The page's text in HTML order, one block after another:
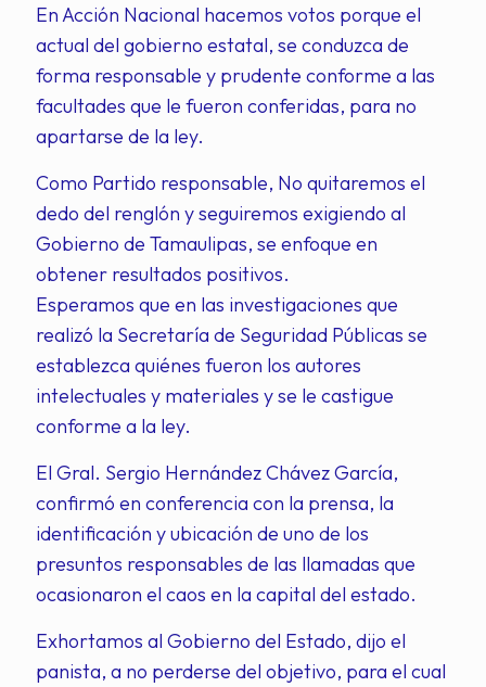
En Acción Nacional hacemos votos porque el
actual del gobierno estatal, se conduzca de
forma responsable y prudente conforme a las
facultades que le fueron conferidas, para no
apartarse de la ley.
Como Partido responsable, No quitaremos el
dedo del renglón y seguiremos exigiendo al
Gobierno de Tamaulipas, se enfoque en
obtener resultados positivos.
Esperamos que en las investigaciones que
realizó la Secretaría de Seguridad Públicas se
establezca quiénes fueron los autores
intelectuales y materiales y se le castigue
conforme a la ley.
El Gral. Sergio Hernández Chávez García,
confirmó en conferencia con la prensa, la
identificación y ubicación de uno de los
presuntos responsables de las llamadas que
ocasionaron el caos en la capital del estado.
Exhortamos al Gobierno del Estado, dijo el
panista, a no perderse del objetivo, para el cual